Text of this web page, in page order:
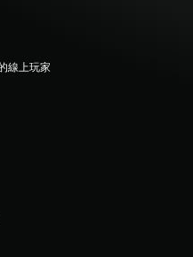
線上玩家